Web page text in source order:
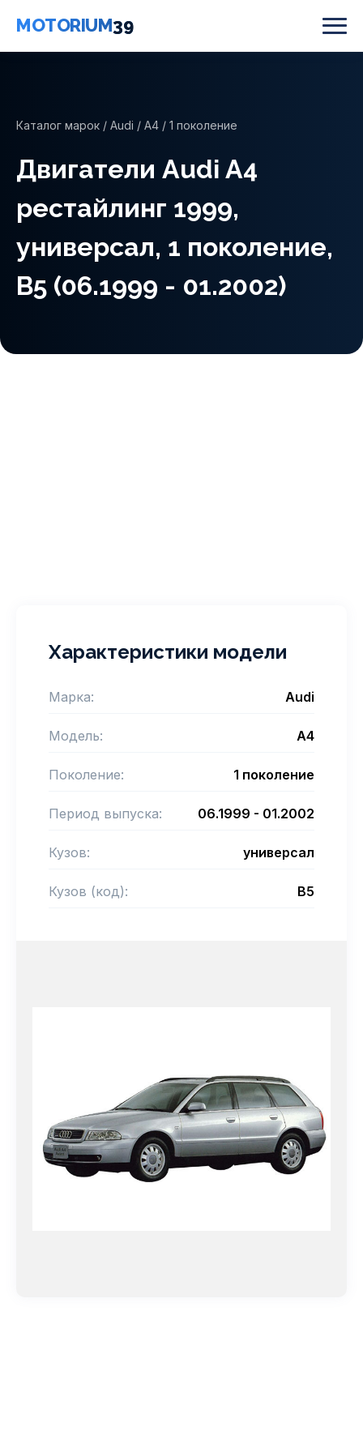
MOTORIUM39
Каталог марок / Audi / A4 / 1 поколение
Двигатели Audi A4
рестайлинг 1999,
универсал, 1 поколение,
B5 (06.1999 - 01.2002)
Характеристики модели
Марка: Audi
Модель: A4
Поколение: 1 поколение
Период выпуска: 06.1999 - 01.2002
Кузов: универсал
Кузов (код): B5